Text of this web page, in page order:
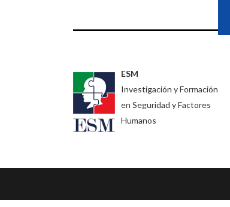
ESM
Investigación y Formación
en Seguridad y Factores
Humanos